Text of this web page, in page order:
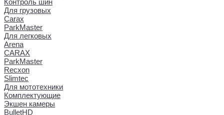
Для грузовых
Carax
ParkMaster
Для легковых
Arena
CARAX
ParkMaster
Recxon
Slimtec
Для мототехники
Комплектующие
Экшен камеры
BulletHD